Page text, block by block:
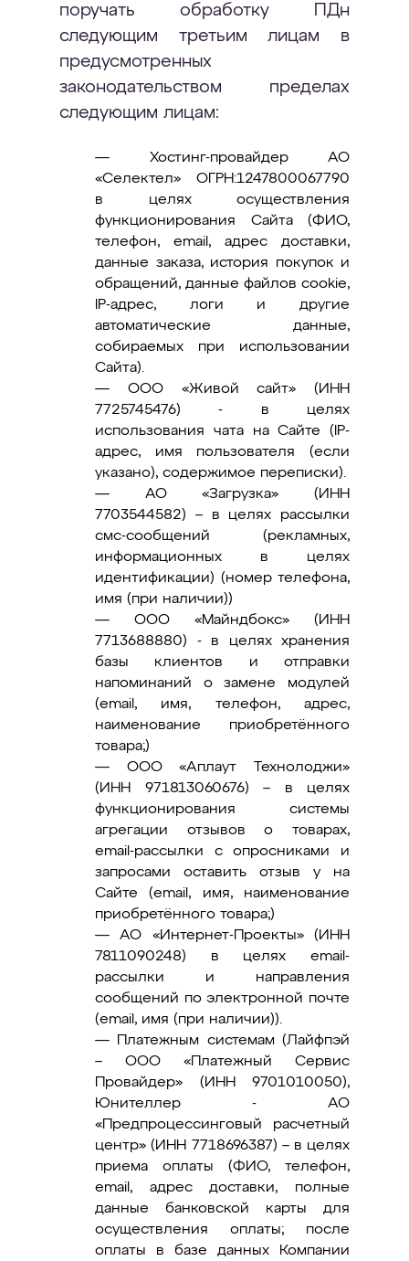
поручать обработку ПДн
следующим третьим лицам в
предусмотренных
законодательством пределах
следующим лицам:
— Хостинг-провайдер АО
«Селектел» ОГРН:1247800067790
в целях осуществления
функционирования Сайта (ФИО,
телефон, email, адрес доставки,
данные заказа, история покупок и
обращений, данные файлов cookie,
IP-адрес, логи и другие
автоматические данные,
собираемых при использовании
Сайта).
— ООО «Живой сайт» (ИНН
7725745476) - в целях
использования чата на Сайте (IP-
адрес, имя пользователя (если
указано), содержимое переписки).
— АО «Загрузка» (ИНН
7703544582) – в целях рассылки
смс-сообщений (рекламных,
информационных в целях
идентификации) (номер телефона,
имя (при наличии))
— ООО «Майндбокс» (ИНН
7713688880) - в целях хранения
базы клиентов и отправки
напоминаний о замене модулей
(email, имя, телефон, адрес,
наименование приобретённого
товара;)
— ООО «Аплаут Технолоджи»
(ИНН 971813060676) – в целях
функционирования системы
агрегации отзывов о товарах,
email-рассылки с опросниками и
запросами оставить отзыв у на
Сайте (email, имя, наименование
приобретённого товара;)
— АО «Интернет-Проекты» (ИНН
7811090248) в целях email-
рассылки и направления
сообщений по электронной почте
(email, имя (при наличии)).
— Платежным системам (Лайфпэй
– ООО «Платежный Сервис
Провайдер» (ИНН 9701010050),
Юнителлер - AO
«Предпроцессинговый расчетный
центр» (ИНН 7718696387) – в целях
приема оплаты (ФИО, телефон,
email, адрес доставки, полные
данные банковской карты для
осуществления оплаты; после
оплаты в базе данных Компании